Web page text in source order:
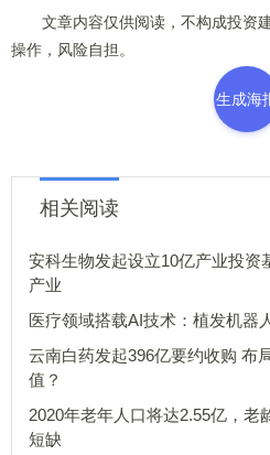
文章内容仅供阅读，不构成投资
操作，风险自担。
生成海
相关阅读
安科生物发起设立10亿产业投资
产业
医疗领域搭载AI技术：植发机器
云南白药发起396亿要约收购 布
值？
2020年老年人口将达2.55亿，老
短缺